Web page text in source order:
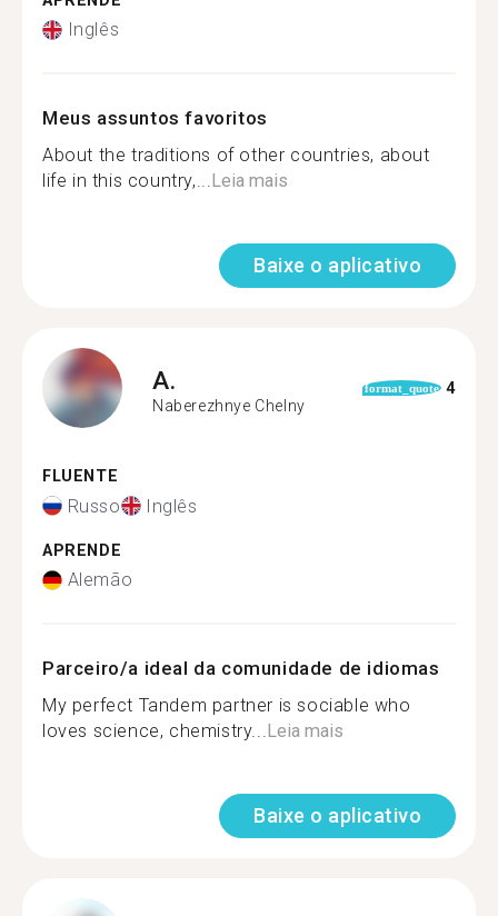
Inglês
Meus assuntos favoritos
About the traditions of other countries, about
life in this country,...Leia mais
Baixe o aplicativo
A.
Naberezhnye Chelny
format_quote 4
FLUENTE
Russo Inglês
APRENDE
Alemão
Parceiro/a ideal da comunidade de idiomas
My perfect Tandem partner is sociable who
loves science, chemistry...Leia mais
Baixe o aplicativo